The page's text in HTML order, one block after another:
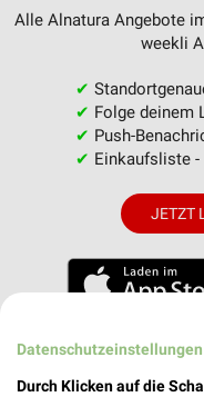
Alle Alnatura Angebote
weekli
✔
✔ Folge deinem
✔ Push-
✔ Einkaufsliste
JETZT
Datenschutzeinstellungen
Durch Klicken auf die